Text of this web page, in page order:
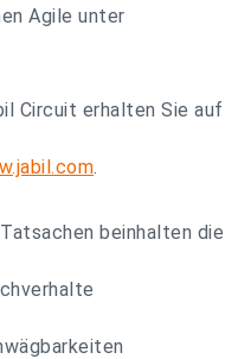
Agile unter
Circuit erhalten Sie auf
.
beinhalten die